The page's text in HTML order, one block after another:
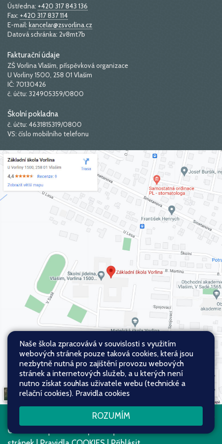
Ústředna: +420 317 843 136
Fax: +420 317 837 114
E-mail: kancelar@zsvorlina.cz
Datová schránka: 2v8mt7b
Fakturační údaje
ZŠ Vorlina Vlašim, příspěvková organizace
U Vorliny 1500, 258 01 Vlašim
IČ: 70130426
č. účtu: 324905359/0800
Školní pokladna
č. účtu: 4631815319/0800
VS: číslo mobilního telefonu
Všechna práva vyhrazena. Copyright
© 2026
Naše škola zpracovává v souvislosti s využitím
webových stránek pouze taková cookies, která jsou
nezbytně nutná pro zajištění provozu webových
stránek a internetových služeb, a u kterých není
nutno získat souhlas uživatele webu (technické a
relační cookies). Pravidla cookies
ROZUMÍM